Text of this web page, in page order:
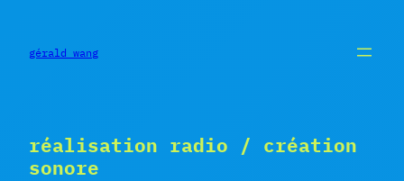
contenu
gérald wang
réalisation radio / création
sonore